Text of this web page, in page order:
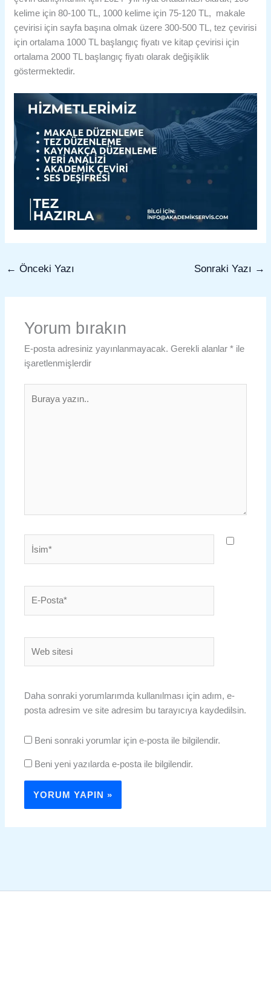
kelime için 80-100 TL, 1000 kelime için 75-120 TL, makale
çevirisi için sayfa başına olmak üzere 300-500 TL, tez çevirisi
için ortalama 1000 TL başlangıç fiyatı ve kitap çevirisi için
ortalama 2000 TL başlangıç fiyatı olarak değişiklik
göstermektedir.
← Önceki Yazı Sonraki Yazı →
Yorum bırakın
E-posta adresiniz yayınlanmayacak. Gerekli alanlar* ile
işaretlenmişlerdir
yazın..
Posta*
sitesi
Daha sonraki yorumlarımda kullanılması için adım, e-
posta adresim ve site adresim bu tarayıcıya kaydedilsin.
Beni sonraki yorumlar için e-posta ile bilgilendir.
Beni yeni yazılarda e-posta ile bilgilendir.